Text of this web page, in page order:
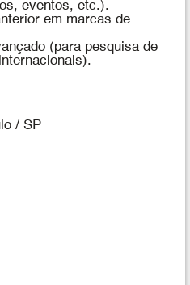
eventos, etc.).
em marcas de
(para pesquisa de
/ SP